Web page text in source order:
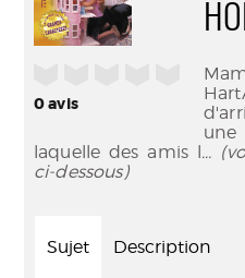
0avis
laquelle des amis l...
ci-dessous)
Sujet Description